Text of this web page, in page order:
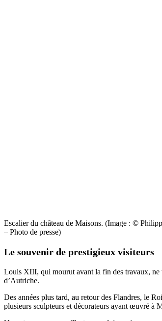
Escalier du château de Maisons. (Image : ©
– Photo de presse)
Le souvenir de prestigieux visiteurs
Louis XIII, qui mourut avant la fin des travaux, ne
d’Autriche.
Des années plus tard, au retour des Flandres, le
plusieurs sculpteurs et décorateurs ayant œuvré à